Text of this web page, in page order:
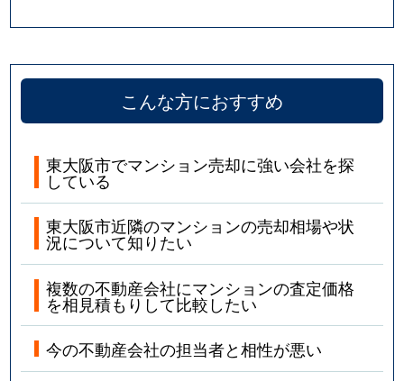
こんな方におすすめ
東大阪市でマンション売却に強い会社を探
している
東大阪市近隣のマンションの売却相場や状
況について知りたい
複数の不動産会社にマンションの査定価格
を相見積もりして比較したい
今の不動産会社の担当者と相性が悪い